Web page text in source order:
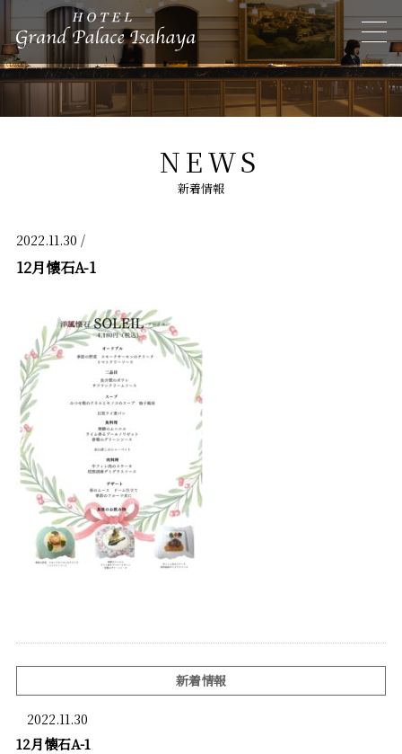
NEWS
新着情報
2022.11.30 /
12月懐石A-1
新着情報
2022.11.30
12月懐石A-1